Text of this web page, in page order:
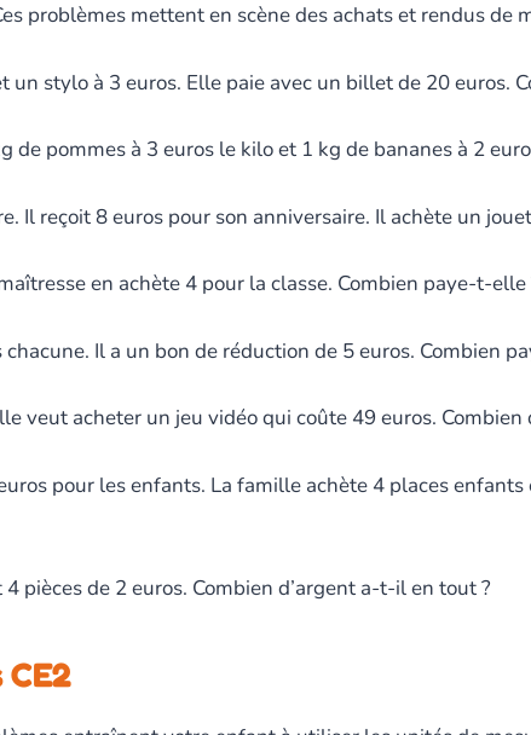
problèmes mettent en scène des achats et rendus de
un stylo à 3 euros. Elle paie avec un billet de 20 euros.
de pommes à 3 euros le kilo et 1 kg de bananes à 2
Il reçoit 8 euros pour son anniversaire. Il achète un
en achète 4 pour la classe. Combien paye-t-elle
chacune. Il a un bon de réduction de 5 euros. Combien
veut acheter un jeu vidéo qui coûte 49 euros.
pour les enfants. La famille achète 4 places
pièces de 2 euros. Combien d’argent a-t-il en tout ?